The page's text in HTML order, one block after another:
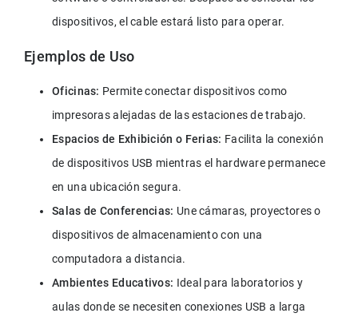
dispositivos, el cable estará listo para operar.
Ejemplos de Uso
Oficinas: Permite conectar dispositivos como
impresoras alejadas de las estaciones de trabajo.
Espacios de Exhibición o Ferias: Facilita la conexión
de dispositivos USB mientras el hardware permanece
en una ubicación segura.
Salas de Conferencias: Une cámaras, proyectores o
dispositivos de almacenamiento con una
computadora a distancia.
Ambientes Educativos: Ideal para laboratorios y
aulas donde se necesiten conexiones USB a larga